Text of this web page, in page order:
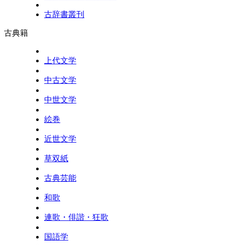
古辞書叢刊
古典籍
上代文学
中古文学
中世文学
絵巻
近世文学
草双紙
古典芸能
和歌
連歌・俳諧・狂歌
国語学